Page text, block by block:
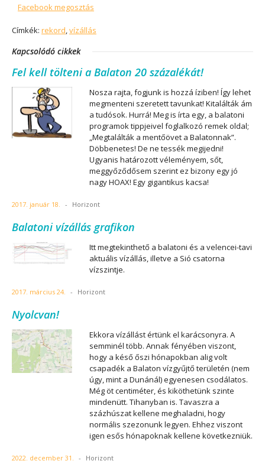
Facebook megosztás
Címkék: rekord,vízállás
Kapcsolódó cikkek
Fel kell tölteni a Balaton 20 százalékát!
Nosza rajta, fogjunk is hozzá íziben! Így lehet
megmenteni szeretett tavunkat! Kitalálták ám
a tudósok. Hurrá! Meg is írta egy, a balatoni
programok tippjeivel foglalkozó remek oldal;
„Megtalálták a mentőövet a Balatonnak”.
Döbbenetes! De ne tessék megijedni!
Ugyanis határozott véleményem, sőt,
meggyőződősem szerint ez bizony egy jó
nagy HOAX! Egy gigantikus kacsa!
2017. január 18. - Horizont
Balatoni vízállás grafikon
Itt megtekinthető a balatoni és a velencei-tavi
aktuális vízállás, illetve a Sió csatorna
vízszintje.
2017. március 24. - Horizont
Nyolcvan!
Ekkora vízállást értünk el karácsonyra. A
semminél több. Annak fényében viszont,
hogy a késő őszi hónapokban alig volt
csapadék a Balaton vízgyűjtő területén (nem
úgy, mint a Dunánál) egyenesen csodálatos.
Még öt centiméter, és kiköthetünk szinte
mindenütt. Tihanyban is. Tavaszra a
százhúszat kellene meghaladni, hogy
normális szezonunk legyen. Ehhez viszont
igen esős hónapoknak kellene következniük.
2022. december 31. - Horizont